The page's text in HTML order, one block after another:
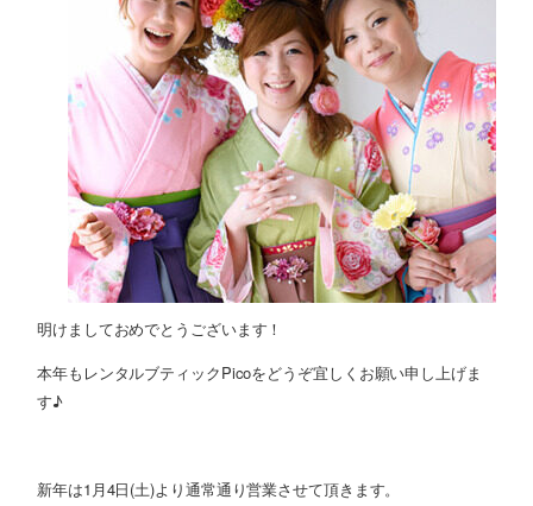
明けましておめでとうございます！
本年もレンタルブティックPicoをどうぞ宜しくお願い申し上げま
す♪
新年は1月4日(土)より通常通り営業させて頂きます。